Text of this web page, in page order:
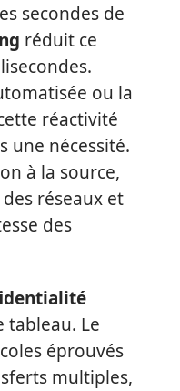
secondes de
réduit ce
ou la
réactivité
une nécessité.
à la source,
réseaux et
des
tableau. Le
éprouvés
multiples,